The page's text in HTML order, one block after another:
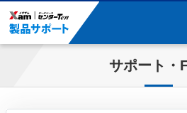
サポート・